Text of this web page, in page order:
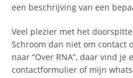
een beschrijving van een
Veel plezier met het
Schroom dan niet om contact
naar “Over RNA”, daar vind je
contactformulier of mijn